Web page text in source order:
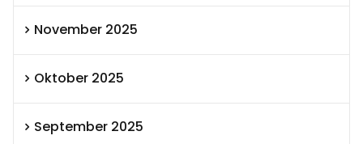
November 2025
Oktober 2025
September 2025